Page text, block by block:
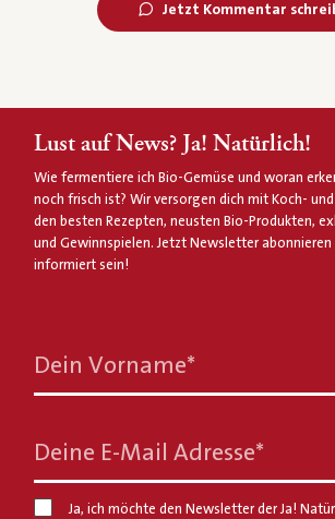
Jetzt Kommentar
Lust auf News? Ja! Natürlich!
Wie fermentiere ich Bio-Gemüse und woran
noch frisch ist? Wir versorgen dich mit Koch-
den besten Rezepten, neusten Bio-Produkten,
und Gewinnspielen. Jetzt Newsletter
informiert sein!
Dein Vorname*
Deine E-Mail Adresse*
Ja, ich möchte den Newsletter der Ja!